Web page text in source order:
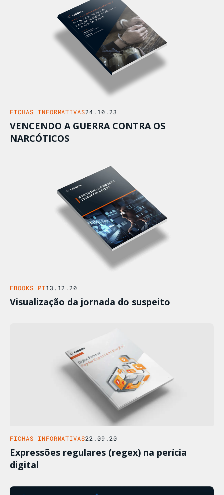
FICHAS INFORMATIVAS24.10.23
VENCENDO A GUERRA CONTRA OS
NARCÓTICOS
EBOOKS PT13.12.20
Visualização da jornada do suspeito
FICHAS INFORMATIVAS22.09.20
Expressões regulares (regex) na perícia
digital